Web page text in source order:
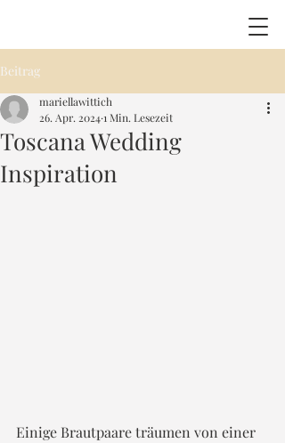
Beitrag
Toscana Wedding
Inspiration
mariellawittich
26. Apr. 20241 Min. Lesezeit
Einige Brautpaare träumen von einer